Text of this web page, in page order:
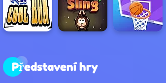
Představení hry